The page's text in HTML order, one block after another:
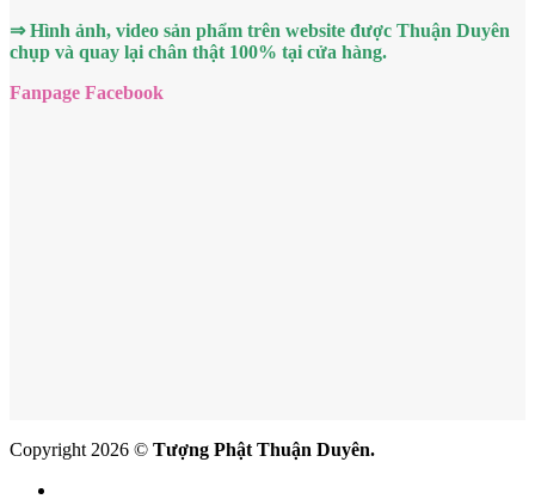
⇒ Hình ảnh, video sản phẩm trên website được Thuận Duyên
chụp và quay lại chân thật 100% tại cửa hàng.
Fanpage Facebook
Copyright 2026 © Tượng Phật Thuận Duyên.